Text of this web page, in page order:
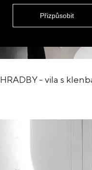
Přizpůsobit
HRADBY - vila s